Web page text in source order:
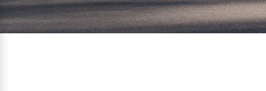
Mild-Hybrid
4 Modelle